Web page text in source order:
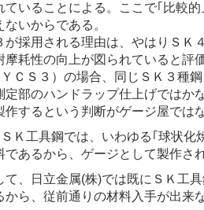
ていることによる。ここで｢比較
いからである。
が採用される理由は、やはりＳ
摩耗性の向上が図られていると評
ＣＳ３）の場合、同じＳＫ３種
定部のハンドラップ仕上げでは
作するという判断がゲージ屋では
Ｋ工具鋼では、いわゆる｢球状
であるから、ゲージとして製作さ
て、日立金属(株)では既にＳＫ工
から、従前通りの材料入手が出来